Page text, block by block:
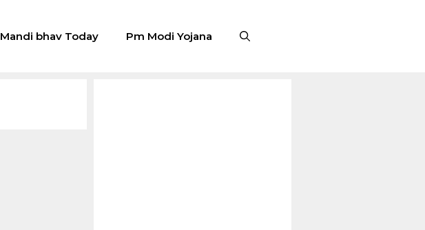
Mandi bhav Today Pm Modi Yojana